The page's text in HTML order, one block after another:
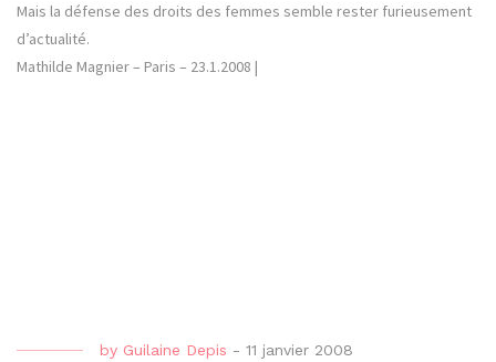
Mais la défense des droits des femmes semble rester furieusement
d’actualité.
Mathilde Magnier – Paris – 23.1.2008 |
by Guilaine Depis - 11 janvier 2008